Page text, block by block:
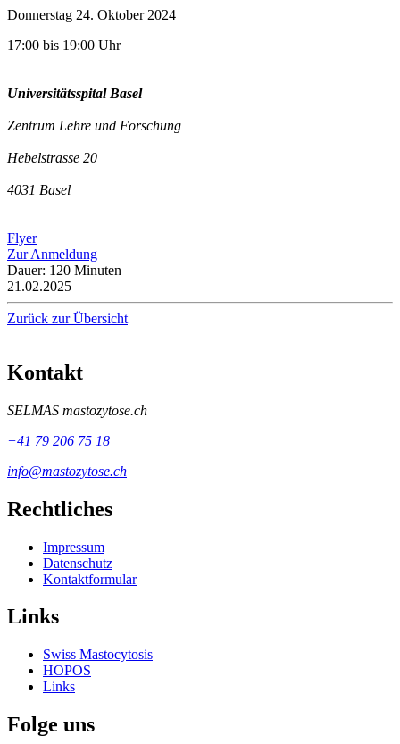
Donnerstag 24. Oktober 2024
17:00 bis 19:00 Uhr
Universitätsspital Basel
Zentrum Lehre und Forschung
Hebelstrasse 20
4031 Basel
Flyer
Zur Anmeldung
Dauer: 120 Minuten
21.02.2025
Zurück zur Übersicht
Kontakt
SELMAS mastozytose.ch
+41 79 206 75 18
info@mastozytose.ch
Rechtliches
Impressum
Datenschutz
Kontaktformular
Links
Swiss Mastocytosis
HOPOS
Links
Folge uns